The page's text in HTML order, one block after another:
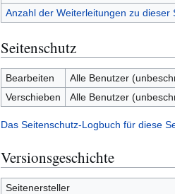
Anzahl der Weiterleitungen zu dieser
Seitenschutz
Bearbeiten
Alle Benutzer
Verschieben
Alle Benutzer
Das Seitenschutz-Logbuch für diese
Versionsgeschichte
Seitenersteller